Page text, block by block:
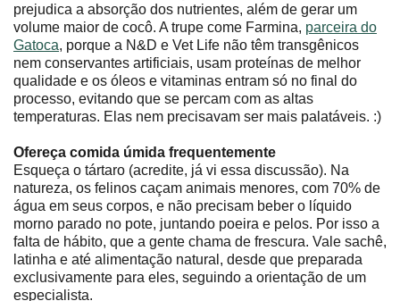
prejudica a absorção dos nutrientes, além de gerar um
volume maior de cocô. A trupe come Farmina, parceira do
Gatoca, porque a N&D e Vet Life não têm transgênicos
nem conservantes artificiais, usam proteínas de melhor
qualidade e os óleos e vitaminas entram só no final do
processo, evitando que se percam com as altas
temperaturas. Elas nem precisavam ser mais palatáveis. :)
Ofereça comida úmida frequentemente
Esqueça o tártaro (acredite, já vi essa discussão). Na
natureza, os felinos caçam animais menores, com 70% de
água em seus corpos, e não precisam beber o líquido
morno parado no pote, juntando poeira e pelos. Por isso a
falta de hábito, que a gente chama de frescura. Vale sachê,
latinha e até alimentação natural, desde que preparada
exclusivamente para eles, seguindo a orientação de um
especialista.